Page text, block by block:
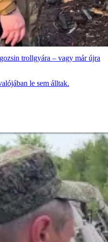
trollgyára – vagy már újra
le sem álltak.